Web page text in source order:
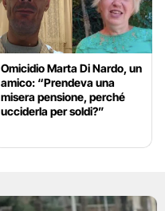
Omicidio Marta Di Nardo, un
amico: “Prendeva una
misera pensione, perché
ucciderla per soldi?”